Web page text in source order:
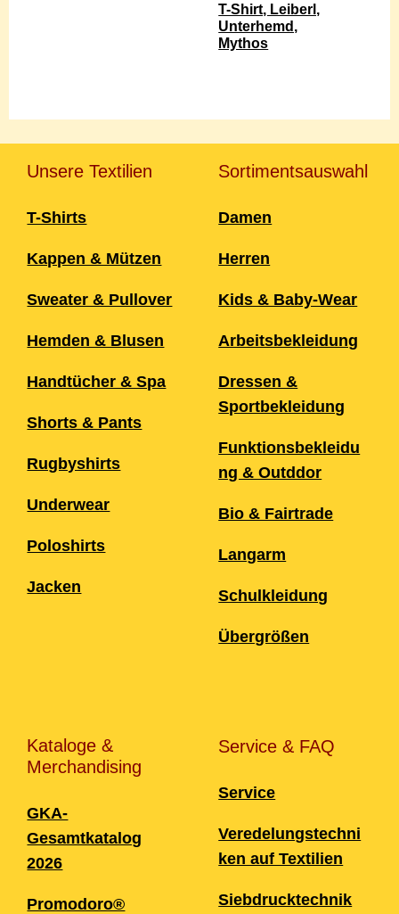
T-Shirt, Leiberl,
Unterhemd,
Mythos
Unsere Textilien
T-Shirts
Kappen & Mützen
Sweater & Pullover
Hemden & Blusen
Handtücher & Spa
Shorts & Pants
Rugbyshirts
Underwear
Poloshirts
Jacken
Sortimentsauswahl
Damen
Herren
Kids & Baby-Wear
Arbeitsbekleidung
Dressen &
Sportbekleidung
Funktionsbekleidu
ng & Outddor
Bio & Fairtrade
Langarm
Schulkleidung
Übergrößen
Kataloge &
Merchandising
GKA-
Gesamtkatalog
2026
Promodoro®
Service & FAQ
Service
Veredelungstechni
ken auf Textilien
Siebdrucktechnik